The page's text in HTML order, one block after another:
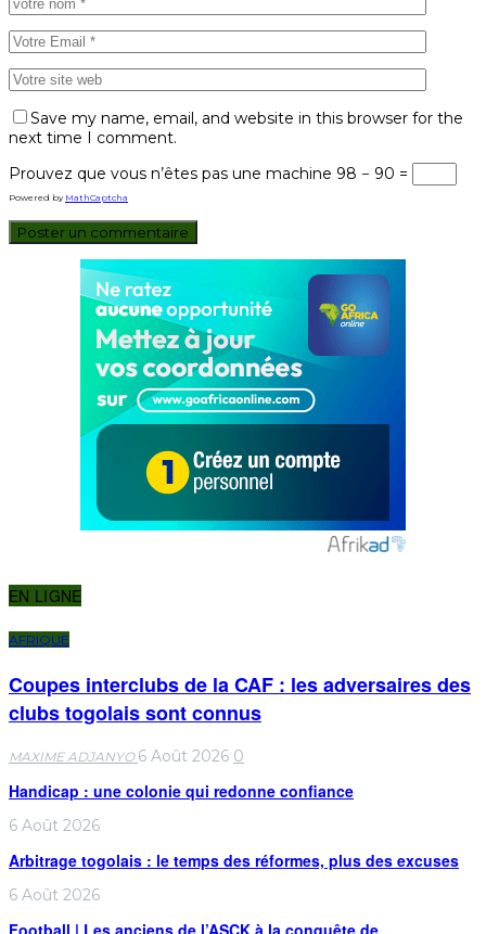
Save my name, email, and website in this browser for the
next time I comment.
Prouvez que vous n’êtes pas une machine 98 − 90 =
Powered by MathCaptcha
EN LIGNE
AFRIQUE
Coupes interclubs de la CAF : les adversaires des
clubs togolais sont connus
MAXIME ADJANYO 6 Août 2026 0
Handicap : une colonie qui redonne confiance
6 Août 2026
Arbitrage togolais : le temps des réformes, plus des excuses
6 Août 2026
Football | Les anciens de l’ASCK à la conquête de…